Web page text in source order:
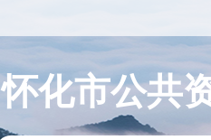
怀化市公共